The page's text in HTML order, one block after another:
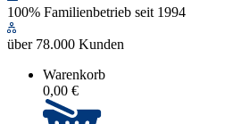
100% Familienbetrieb seit 1994
über 78.000 Kunden
Warenkorb
0,00 €